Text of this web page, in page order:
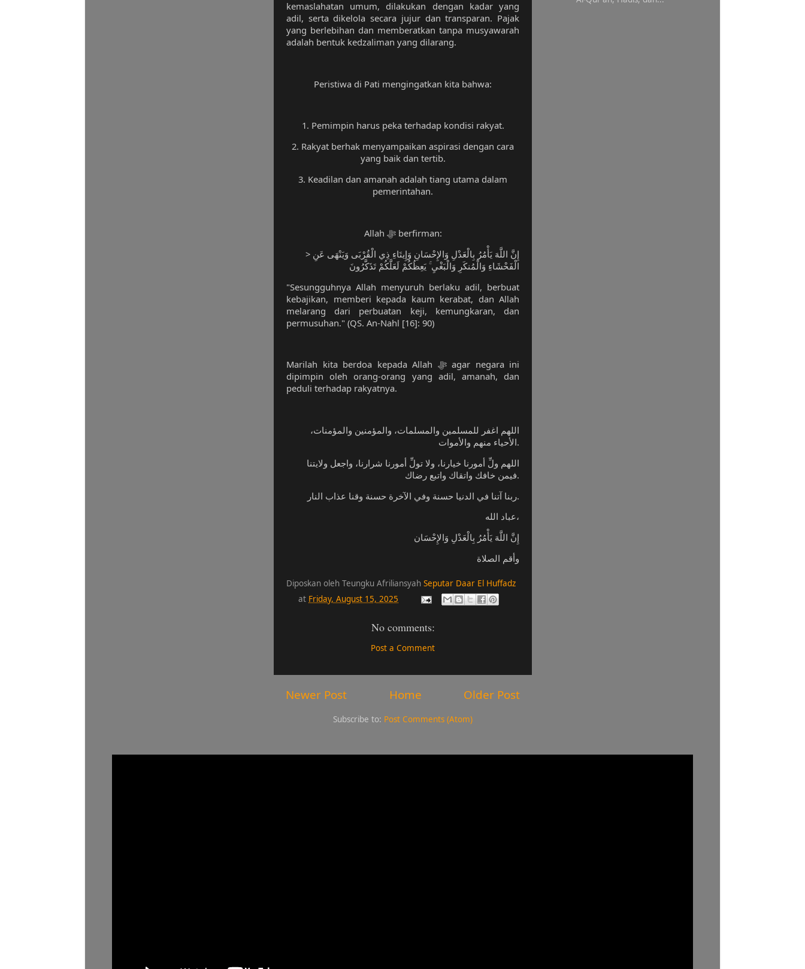
kemaslahatan umum, dilakukan dengan kadar yang
adil, serta dikelola secara jujur dan transparan. Pajak
yang berlebihan dan memberatkan tanpa musyawarah
adalah bentuk kedzaliman yang dilarang.
Peristiwa di Pati mengingatkan kita bahwa:
1. Pemimpin harus peka terhadap kondisi rakyat.
2. Rakyat berhak menyampaikan aspirasi dengan cara
yang baik dan tertib.
3. Keadilan dan amanah adalah tiang utama dalam
pemerintahan.
Allah ﷻ berfirman:
> إِنَّ اللَّهَ يَأْمُرُ بِالْعَدْلِ وَالإِحْسَانِ وَإِيتَاءِ ذِي الْقُرْبَى وَيَنْهَى عَنِ
الْفَحْشَاءِ وَالْمُنكَرِ وَالْبَغْيِ ۚ يَعِظُكُمْ لَعَلَّكُمْ تَذَكَّرُونَ
"Sesungguhnya Allah menyuruh berlaku adil, berbuat
kebajikan, memberi kepada kaum kerabat, dan Allah
melarang dari perbuatan keji, kemungkaran, dan
permusuhan." (QS. An-Nahl [16]: 90)
Marilah kita berdoa kepada Allah ﷻ agar negara ini
dipimpin oleh orang-orang yang adil, amanah, dan
peduli terhadap rakyatnya.
اللهم اغفر للمسلمين والمسلمات، والمؤمنين والمؤمنات،
الأحياء منهم والأموات.
اللهم ولِّ أمورنا خيارنا، ولا تولِّ أمورنا شرارنا، واجعل ولايتنا
فيمن خافك واتقاك واتبع رضاك.
ربنا آتنا في الدنيا حسنة وفي الآخرة حسنة وقنا عذاب النار.
عباد الله،
إِنَّ اللَّهَ يَأْمُرُ بِالْعَدْلِ وَالإِحْسَان
وأقم الصلاة
Diposkan oleh Teungku Afriliansyah Seputar Daar El Huffadz
at Friday, August 15, 2025
No comments:
Post a Comment
Newer Post Older Post
Home
Subscribe to: Post Comments (Atom)